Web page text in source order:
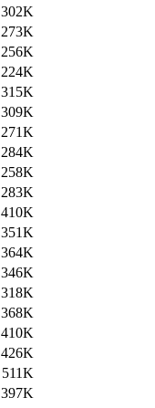
302K
273K
256K
224K
315K
309K
271K
284K
258K
283K
410K
351K
364K
346K
318K
368K
410K
426K
511K
397K